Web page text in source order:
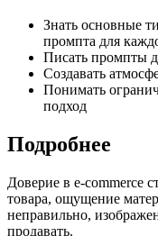
Знать основные
промпта для
Писать промпты
Создавать
Понимать
подход
Подробнее
Доверие в e-commerce
товара, ощущение
неправильно,
продавать.